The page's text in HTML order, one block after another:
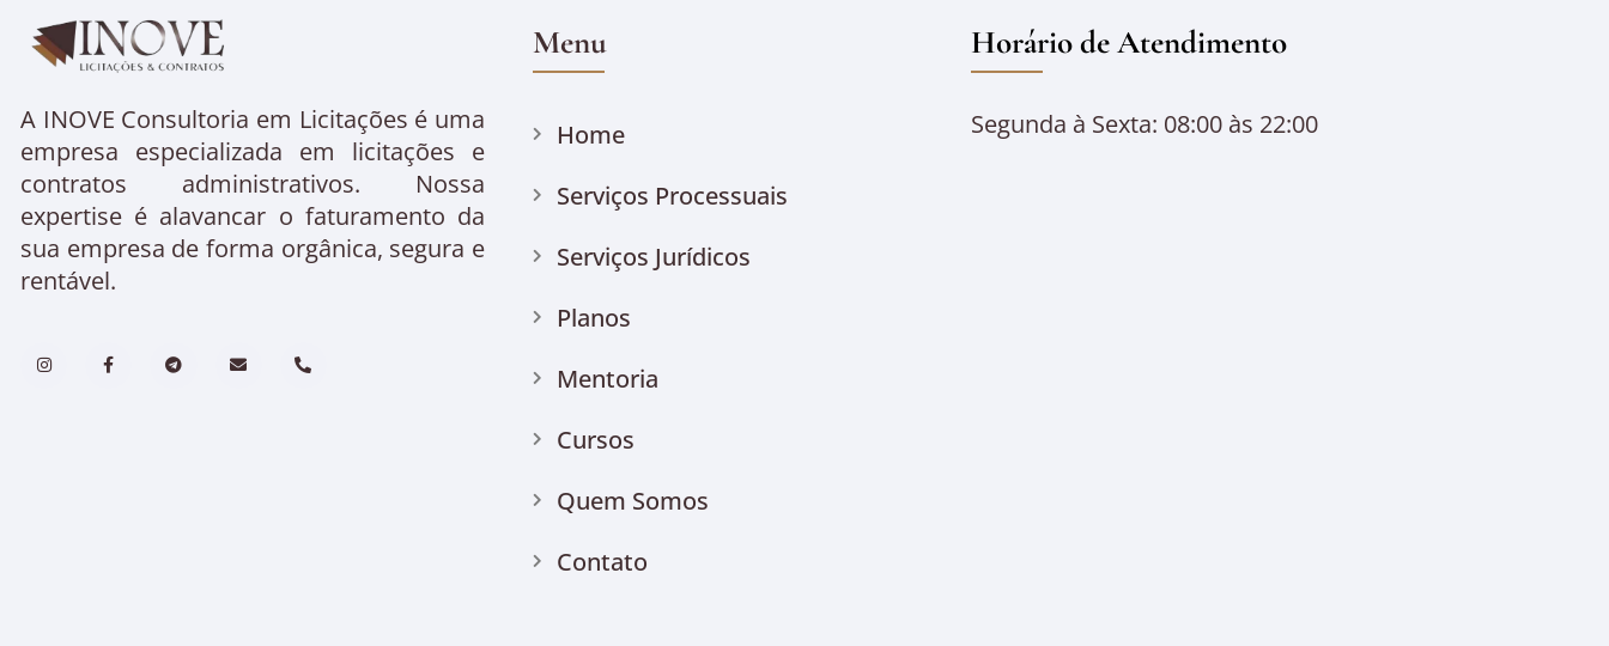
A INOVE Consultoria em Licitações é uma
empresa especializada em licitações e
contratos administrativos. Nossa
expertise é alavancar o faturamento da
sua empresa de forma orgânica, segura e
rentável.
Menu
Home
Serviços Processuais
Serviços Jurídicos
Planos
Mentoria
Cursos
Quem Somos
Contato
Horário de Atendimento
Segunda à Sexta: 08:00 às 22:00